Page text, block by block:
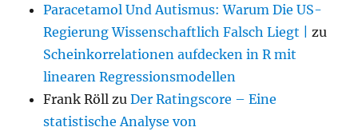
Paracetamol Und Autismus: Warum Die US-
Regierung Wissenschaftlich Falsch Liegt |
zu
Scheinkorrelationen aufdecken in R mit
linearen Regressionsmodellen
Frank Röll zuDer Ratingscore – Eine
statistische Analyse von